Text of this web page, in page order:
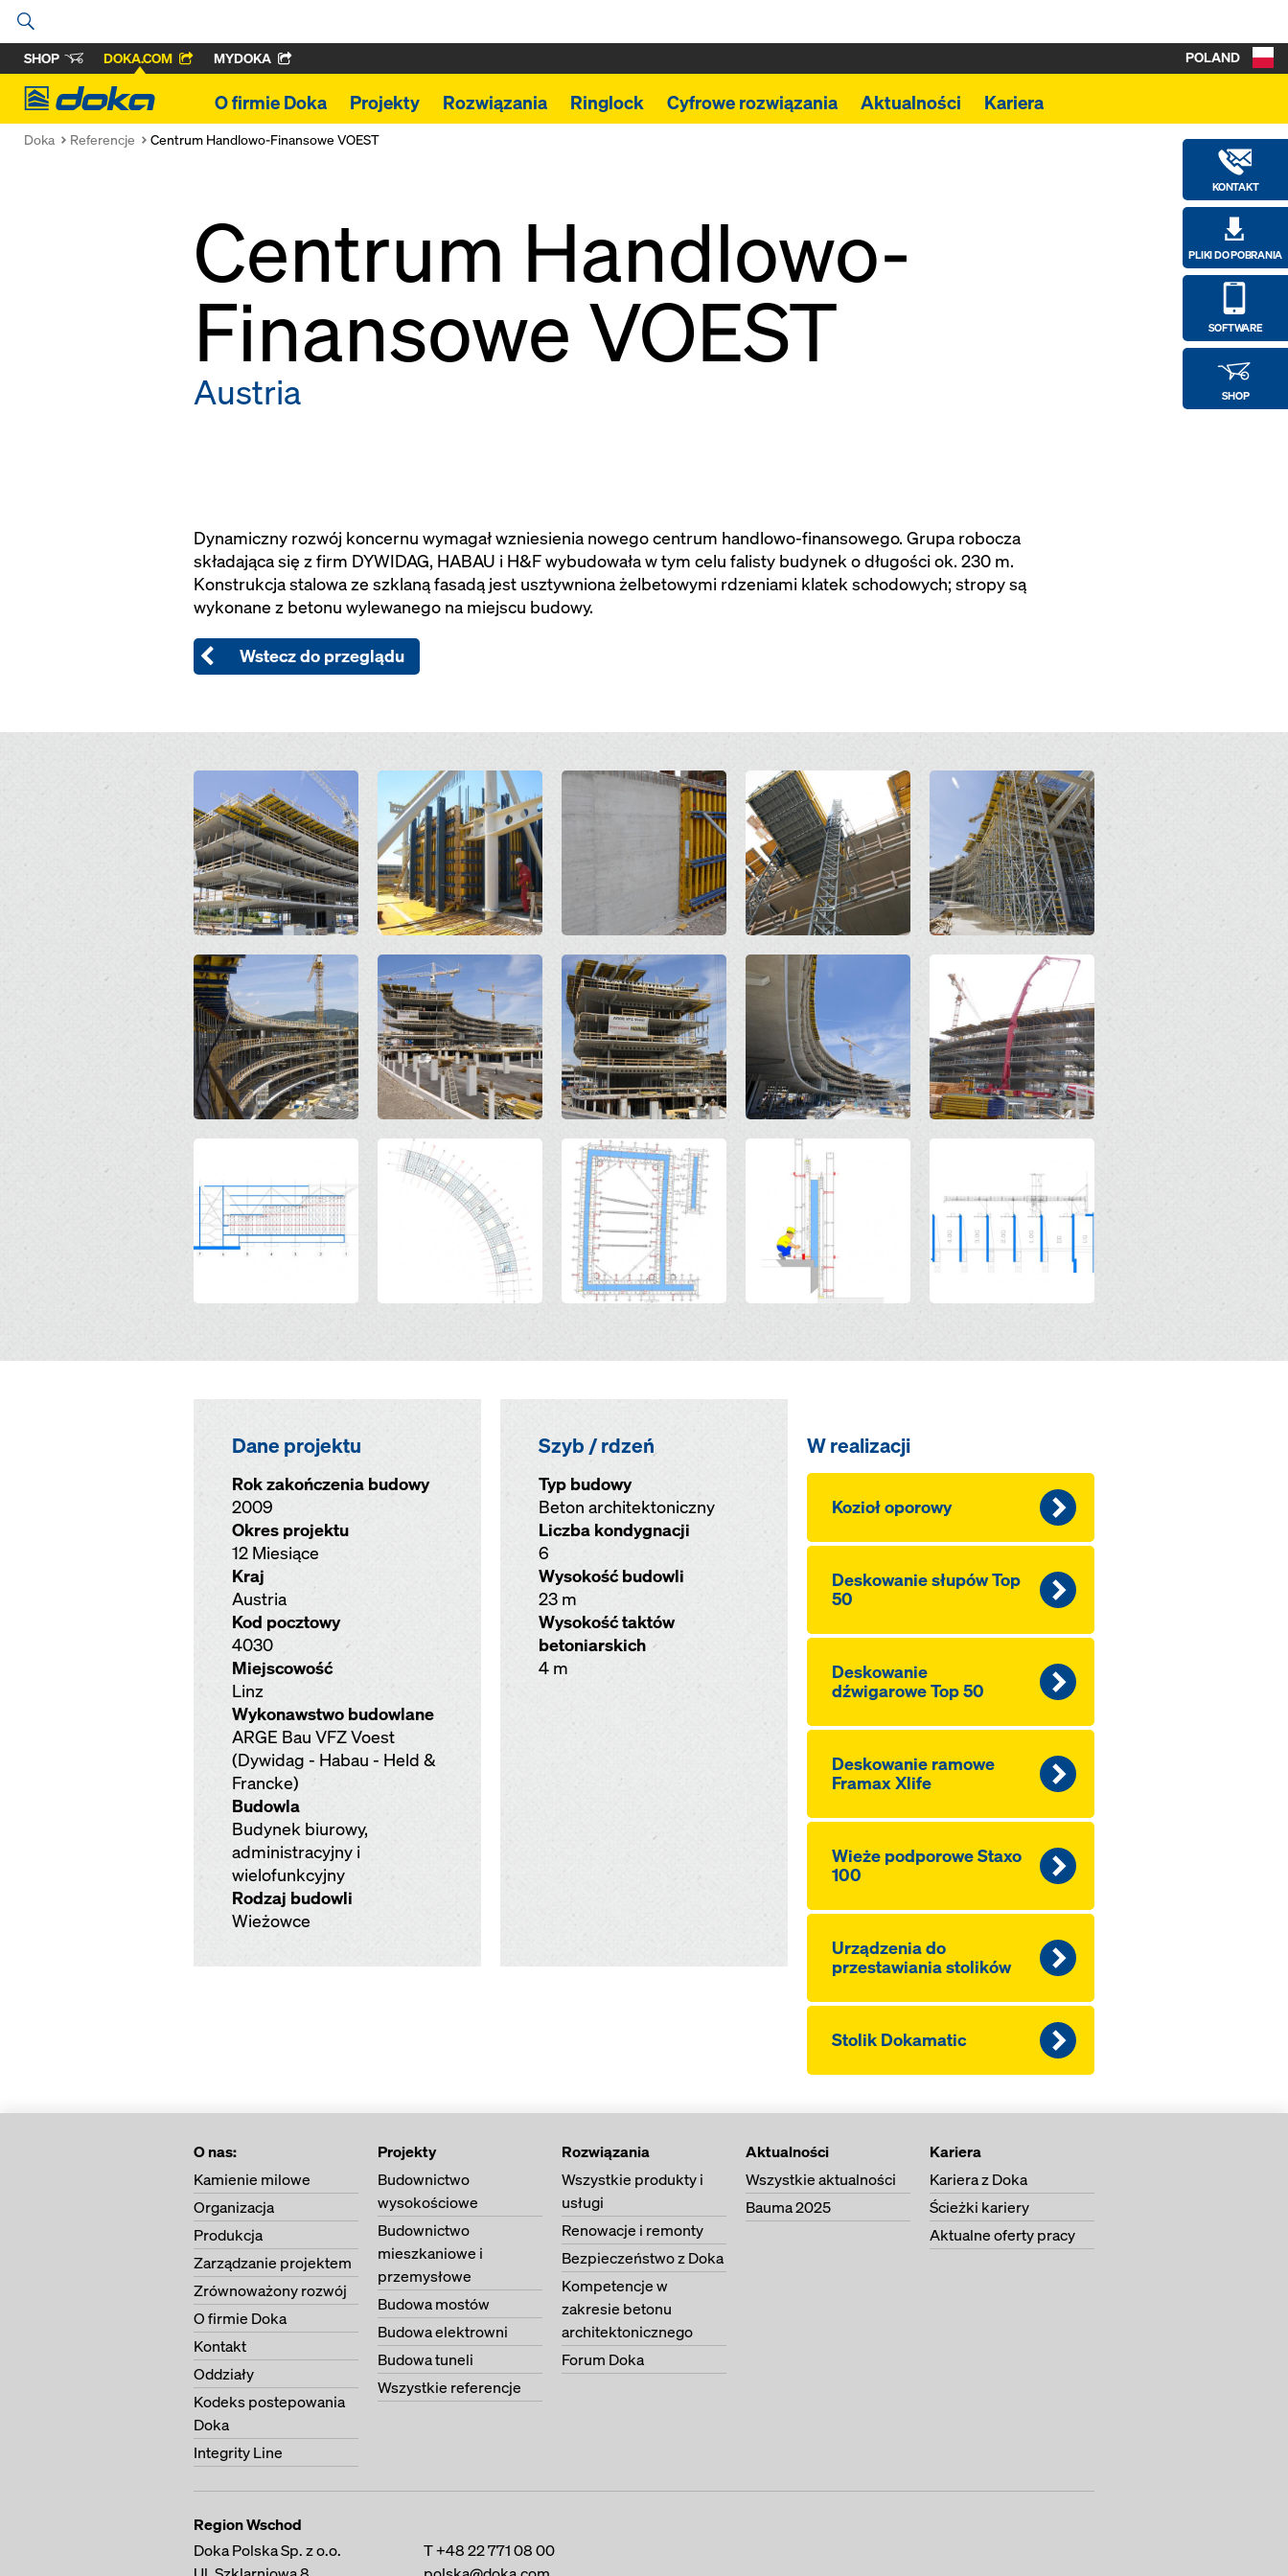
SHOP DOKA.COM MYDOKA
Doka
O firmie Doka Projekty Rozwiązania Ringlock Cyfrowe rozwiązania Aktualności Kariera
KONTAKT
PLIKI DO POBRANIA
SOFTWARE
SHOP
POLAND
Doka Referencje Centrum Handlowo-Finansowe VOEST
Centrum Handlowo-
Finansowe VOEST
Austria
Dynamiczny rozwój koncernu wymagał wzniesienia nowego centrum handlowo-finansowego. Grupa robocza
składająca się z firm DYWIDAG, HABAU i H&F wybudowała w tym celu falisty budynek o długości ok. 230 m.
Konstrukcja stalowa ze szklaną fasadą jest usztywniona żelbetowymi rdzeniami klatek schodowych; stropy są
wykonane z betonu wylewanego na miejscu budowy.
Wstecz do przeglądu
Open Open Open Open Open
Open Open Open Open
Open Open Open
Dane projektu
Rok zakończenia budowy
2009
Okres projektu
12 Miesiące
Kraj
Austria
Kod pocztowy
4030
Miejscowość
Linz
Wykonawstwo budowlane
ARGE Bau VFZ Voest
(Dywidag - Habau - Held &
Francke)
Budowla
Budynek biurowy,
administracyjny i
wielofunkcyjny
Rodzaj budowli
Wieżowce
Szyb / rdzeń
Typ budowy
Beton architektoniczny
Liczba kondygnacji
6
Wysokość budowli
23 m
Wysokość taktów
betoniarskich
4 m
W realizacji
Kozioł oporowy
Deskowanie słupów Top
50
Deskowanie
dźwigarowe Top 50
Deskowanie ramowe
Framax Xlife
Wieże podporowe Staxo
100
Urządzenia do
przestawiania stolików
Stolik Dokamatic
O nas:
Kamienie milowe
Organizacja
Produkcja
Zarządzanie projektem
Zrównoważony rozwój
O firmie Doka
Kontakt
Oddziały
Kodeks postepowania
Doka
Integrity Line
Projekty
Budownictwo
wysokościowe
Budownictwo
mieszkaniowe i
przemysłowe
Budowa mostów
Budowa elektrowni
Budowa tuneli
Wszystkie referencje
Rozwiązania
Wszystkie produkty i
usługi
Renowacje i remonty
Bezpieczeństwo z Doka
Kompetencje w
zakresie betonu
architektonicznego
Forum Doka
Aktualności
Wszystkie aktualności
Bauma 2025
Kariera
Kariera z Doka
Ścieżki kariery
Aktualne oferty pracy
Region Wschod
Doka Polska Sp. z o.o.
T+48 22 771 08 00